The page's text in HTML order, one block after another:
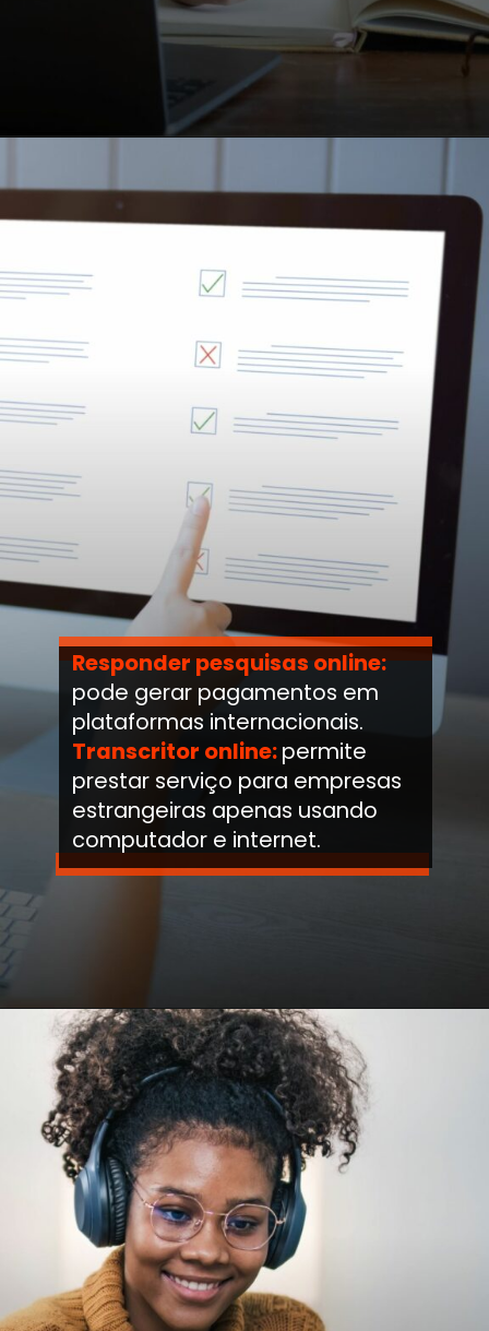
Responder pesquisas online:
pode gerar pagamentos em
plataformas internacionais.
Transcritor online:permite
prestar serviço para empresas
estrangeiras apenas usando
computador e internet.